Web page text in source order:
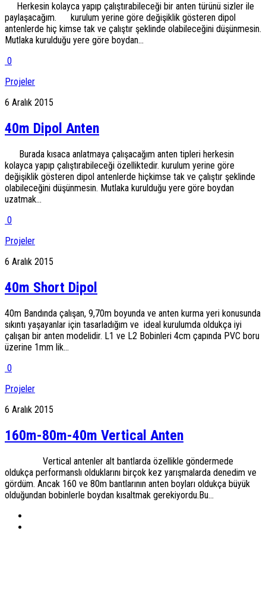
Herkesin kolayca yapıp çalıştırabileceği bir anten türünü sizler ile
paylaşacağım. kurulum yerine göre değişiklik gösteren dipol
antenlerde hiç kimse tak ve çalıştır şeklinde olabileceğini düşünmesin.
Mutlaka kurulduğu yere göre boydan...
0
Projeler
6 Aralık 2015
40m Dipol Anten
Burada kısaca anlatmaya çalışacağım anten tipleri herkesin
kolayca yapıp çalıştırabileceği özelliktedir. kurulum yerine göre
değişiklik gösteren dipol antenlerde hiçkimse tak ve çalıştır şeklinde
olabileceğini düşünmesin. Mutlaka kurulduğu yere göre boydan
uzatmak...
0
Projeler
6 Aralık 2015
40m Short Dipol
40m Bandında çalışan, 9,70m boyunda ve anten kurma yeri konusunda
sıkıntı yaşayanlar için tasarladığım ve ideal kurulumda oldukça iyi
çalışan bir anten modelidir. L1 ve L2 Bobinleri 4cm çapında PVC boru
üzerine 1mm lik...
0
Projeler
6 Aralık 2015
160m-80m-40m Vertical Anten
Vertical antenler alt bantlarda özellikle göndermede
oldukça performanslı olduklarını birçok kez yarışmalarda denedim ve
gördüm. Ancak 160 ve 80m bantlarının anten boyları oldukça büyük
olduğundan bobinlerle boydan kısaltmak gerekiyordu.Bu...